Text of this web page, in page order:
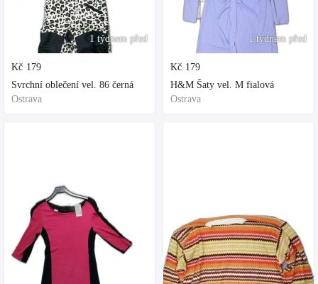
1 týdnem před
Kč 179
Svrchní oblečení vel. 86 černá
Ostrava
1 týdnem před
Kč 179
H&M Šaty vel. M fialová
Ostrava